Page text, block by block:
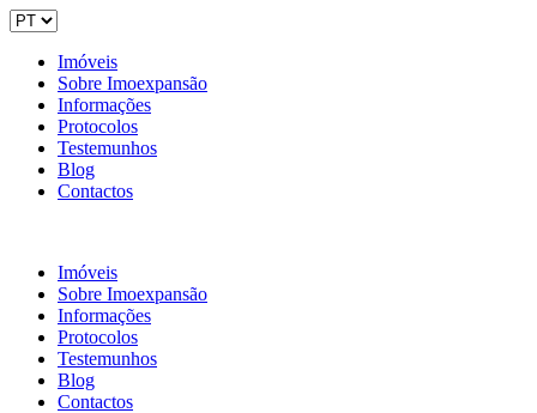
Imóveis
Sobre Imoexpansão
Informações
Protocolos
Testemunhos
Blog
Contactos
Imóveis
Sobre Imoexpansão
Informações
Protocolos
Testemunhos
Blog
Contactos